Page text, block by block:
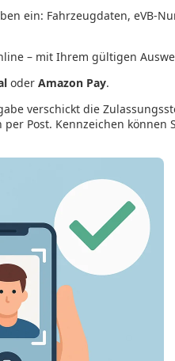
ein: Fahrzeugdaten, eVB-
– mit Ihrem gültigen
oder Amazon Pay.
verschickt die
Post. Kennzeichen können